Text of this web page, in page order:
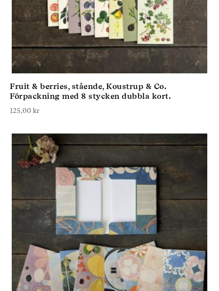
Fruit & berries, stående, Koustrup & Co.
Förpackning med 8 stycken dubbla kort.
125,00 kr